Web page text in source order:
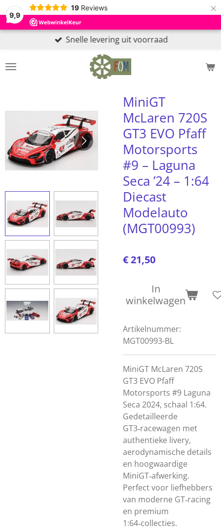
9,9
19 Reviews ×
Snelle levering uit voorraad
MiniGT
McLaren 720S
GT3 EVO Pfaff
Motorsports
#9 – Laguna
Seca ’24 – 1:64
Diecast
Modelauto
(MGT00993)
€ 21,50
In
winkelwagen
Artikelnummer:
MGT00993-BL
MiniGT McLaren 720S
GT3 EVO Pfaff
Motorsports #9 Laguna
Seca 2024, schaal 1:64.
Gedetailleerde
GT3‑racewagen met
authentieke livery,
aerodynamische details
en hoogwaardige
MiniGT‑afwerking.
Perfect voor liefhebbers
van moderne GT‑racing
en premium
1:64‑collecties.